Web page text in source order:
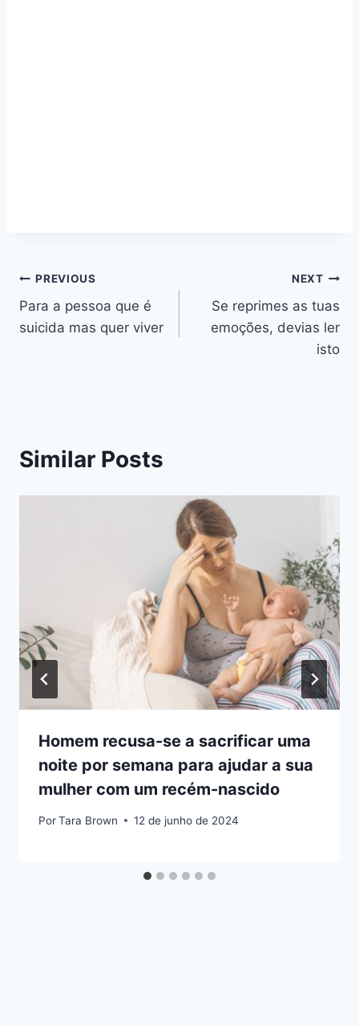
Navegação
de
PREVIOUS
Para a pessoa que é
suicida mas quer viver
NEXT
Se reprimes as tuas
emoções, devias ler
isto
Similar Posts
Homem recusa-se a sacrificar uma
noite por semana para ajudar a sua
mulher com um recém-nascido
PorTara Brown 12 de junho de 2024